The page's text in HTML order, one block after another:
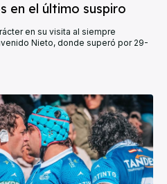
en el último suspiro
en su visita al siempre
Nieto, donde superó por 29-